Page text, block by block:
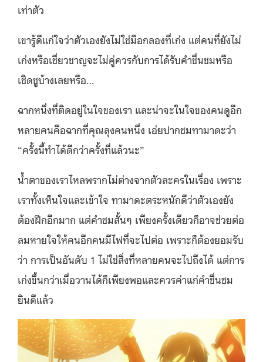
เท่าตัว
เขารู้ดีแก่ใจว่าตัวเองยังไม่ใช่มือกลองที่เก่ง แต่คนที่ยังไม่
เก่งหรือเชี่ยวชาญจะไม่คู่ควรกับการได้รับคำชื่นชมหรือ
เชิดชูบ้างเลยหรือ…
ฉากหนึ่งที่ติดอยู่ในใจของเรา และน่าจะในใจของคนดูอีก
หลายคนคือฉากที่คุณลุงคนหนึ่ง เอ่ยปากชมทามาดะว่า
“ครั้งนี้ทำได้ดีกว่าครั้งที่แล้วนะ”
น้ำตาของเราไหลพรากไม่ต่างจากตัวละครในเรื่อง เพราะ
เราทั้งเห็นใจและเข้าใจ ทามาดะตระหนักดีว่าตัวเองยัง
ต้องฝึกอีกมาก แต่คำชมสั้นๆ เพียงครั้งเดียวก็อาจช่วยต่อ
ลมหายใจให้คนอีกคนมีไฟที่จะไปต่อ เพราะก็ต้องยอมรับ
ว่า การเป็นอันดับ 1 ไม่ใช่สิ่งที่หลายคนจะไปถึงได้ แต่การ
เก่งขึ้นกว่าเมื่อวานได้ก็เพียงพอและควรค่าแก่คำชื่นชม
ยินดีแล้ว